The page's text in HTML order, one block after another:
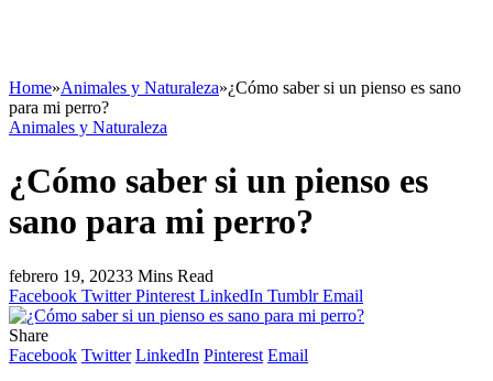
Home»Animales y Naturaleza»¿Cómo saber si un pienso es sano
para mi perro?
Animales y Naturaleza
¿Cómo saber si un pienso es
sano para mi perro?
febrero 19, 20233 Mins Read
Facebook Twitter Pinterest LinkedIn Tumblr Email
Share
Facebook Twitter LinkedIn Pinterest Email